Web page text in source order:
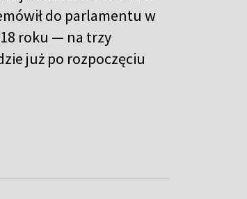
do parlamentu w
roku — na trzy
już po rozpoczęciu